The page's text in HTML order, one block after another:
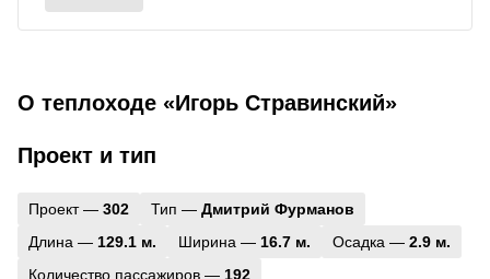
О теплоходе «Игорь Стравинский»
Проект и тип
Проект — 302 Тип — Дмитрий Фурманов
Длина — 129.1 м. Ширина — 16.7 м. Осадка — 2.9 м.
Количество пассажиров — 192